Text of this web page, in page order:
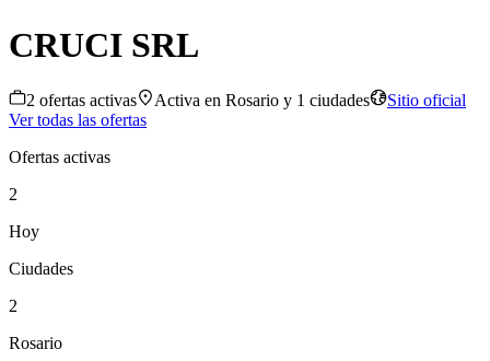
CRUCI SRL
2 ofertas activas Activa en Rosario y 1 ciudades
Sitio oficial
Ver todas las ofertas
Ofertas activas
2
Hoy
Ciudades
2
Rosario